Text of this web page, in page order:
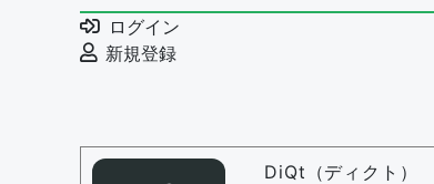
ログイン
新規登録
DiQt（ディクト）